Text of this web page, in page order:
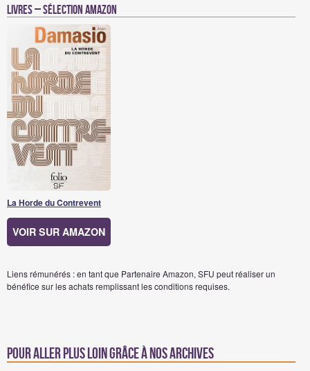
Livres – Sélection Amazon
La Horde du Contrevent
VOIR SUR AMAZON
Liens rémunérés : en tant que Partenaire Amazon, SFU peut réaliser un
bénéfice sur les achats remplissant les conditions requises.
Pour aller plus loin grâce à nos archives